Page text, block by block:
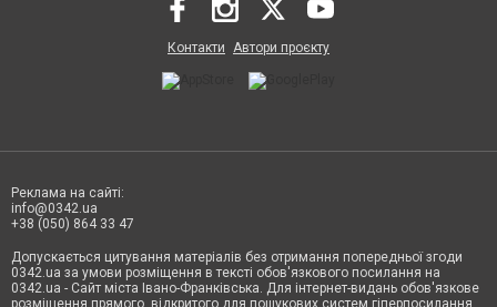
Контакти Автори проєкту
Реклама на сайті:
info@0342.ua
+38 (050) 864 33 47
Допускається цитування матеріалів без отримання попередньої згоди
0342.ua за умови розміщення в тексті обов'язкового посилання на
0342.ua - Сайт міста Івано-Франківська. Для інтернет-видань обов'язкове
розміщення прямого, відкритого для пошукових систем гіперпосилання